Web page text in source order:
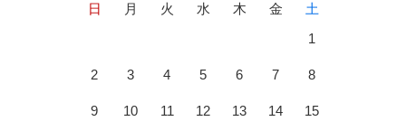
日 月 火 水 木 金
土
1
2 3 4 5 6 7 8
9 10 11 12 13 14 15